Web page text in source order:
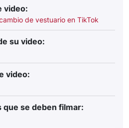
video:
de vestuario en TikTok
su video:
video:
que se deben filmar: